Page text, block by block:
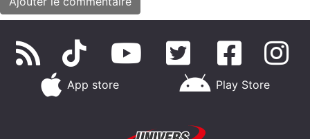
App store Play Store